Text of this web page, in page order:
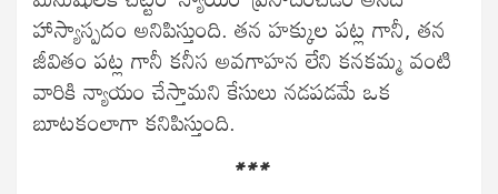
హాస్యాస్పదం అనిపిస్తుంది. తన హక్కుల పట్ల గానీ, తన
జీవితం పట్ల గానీ కనీస అవగాహన లేని కనకమ్మ వంటి
వారికి న్యాయం చేస్తామని కేసులు నడపడమే ఒక
బూటకంలాగా కనిపిస్తుంది.
***